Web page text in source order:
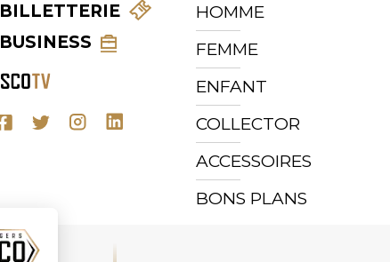
BILLETTERIE
BUSINESS
HOMME
FEMME
ENFANT
COLLECTOR
ACCESSOIRES
BONS PLANS